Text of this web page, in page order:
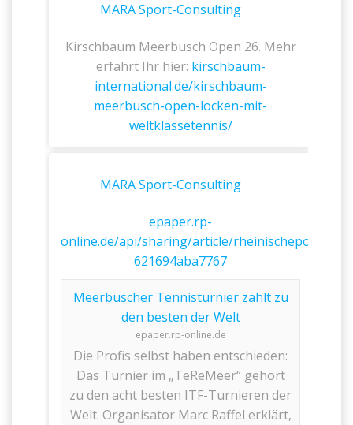
MARA Sport-Consulting
Kirschbaum Meerbusch Open 26. Mehr
erfahrt Ihr hier: kirschbaum-
international.de/kirschbaum-
meerbusch-open-locken-mit-
weltklassetennis/
MARA Sport-Consulting
epaper.rp-
online.de/api/sharing/article/
621694aba7767
Meerbuscher Tennisturnier zählt zu
den besten der Welt
epaper.rp-online.de
Die Profis selbst haben entschieden:
Das Turnier im „TeReMeer“ gehört
zu den acht besten ITF-Turnieren der
Welt. Organisator Marc Raffel erklärt,